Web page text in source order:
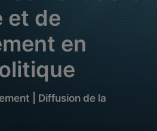
et de
en
| Diffusion de la